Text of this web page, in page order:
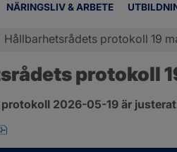
NÄRINGSLIV & ARBETE
Hållbarhetsrådets protokoll 19
protokoll
2026-05-19 är
pdf, 701.9 kB, öppnas i nytt